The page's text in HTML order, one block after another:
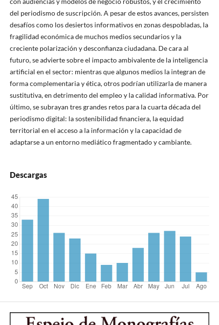
del periodismo de suscripción. A pesar de estos avances, persisten
desafíos como los desiertos informativos en zonas despobladas, la
fragilidad económica de muchos medios secundarios y la
creciente polarización y desconfianza ciudadana. De cara al
futuro, se advierte sobre el impacto ambivalente de la inteligencia
artificial en el sector: mientras que algunos medios la integran de
forma complementaria y ética, otros podrían utilizarla de manera
sustitutiva, en detrimento del empleo y la calidad informativa. Por
último, se subrayan tres grandes retos para la cuarta década del
periodismo digital: la sostenibilidad financiera, la equidad
territorial en el acceso a la información y la capacidad de
adaptarse a un entorno mediático fragmentado y cambiante.
Descargas